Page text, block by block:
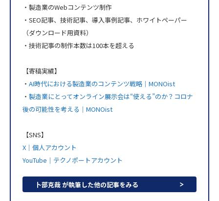
・製造業のWebコンテンツ制作
・SEO記事、技術記事、導入事例記事、ホワイトペーパー
（ダウンロード用資料）
・技術記事の制作本数は100本を超える
【寄稿実績】
・ AI時代における製造業のコンテンツ戦略｜MONOist
・ 製造業にとってオンライン展示会は“使える”のか？コロナ
後の可能性を考える｜MONOist
【SNS】
X｜個人アカウント
YouTube｜テクノポートアカウント
卜部克哉 が執筆した他の記事をみる